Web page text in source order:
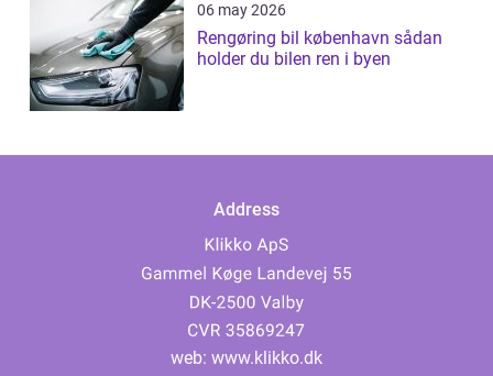
06 may 2026
Rengøring bil københavn sådan
holder du bilen ren i byen
Address
web: www.klikko.dk